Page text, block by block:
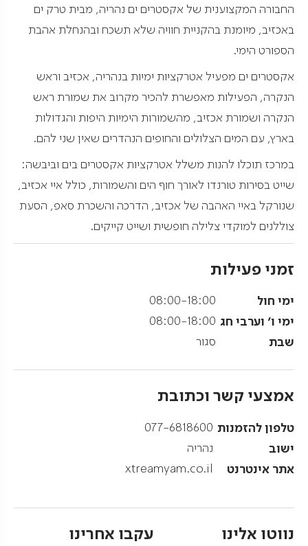
החבורה המקצוענית של אקסטרים ים נהריה, מבית טרק ים
באכזיב, מיומנת בהקניית חוויה שלא תשכח ובהנחלת אהבת
הספורט הימי.
אקסטרים ים מפעיל אטרקציות ימיות בנהריה, אכזיב וראש
הנקרה, הפעילות מאפשרת להכיר מקרוב את שמורת ראש
הנקרה ושמורת אכזיב, מהשמורות הימיות היפות והגדולות
בארץ, עם המים הצלולים והחופים הנהדרים שאין שני להם.
במרכז תוכלו להנות משלל אטרקציות אקסטרים בים וביבשה:
שייט בסירות טורנדו לאורך חוף הים והשמורות, כולל איי אכזיב,
שנורקל באיי האהבה של אכזיב, הדרכה והשכרת סאפ, הסעת
צוללנים למוקדי צלילה חופשית ושייט קייקים.
זמני פעילות
ימי חול 08:00-18:00
ימי ו' וערבי חג 08:00-18:00
שבת סגור
אמצעי קשר וכתובת
טלפון להזמנות 077-6818600
ישוב נהריה
אתר אינטרנט xtreamyam.co.il
נווטו אלינו עקבו אחרינו